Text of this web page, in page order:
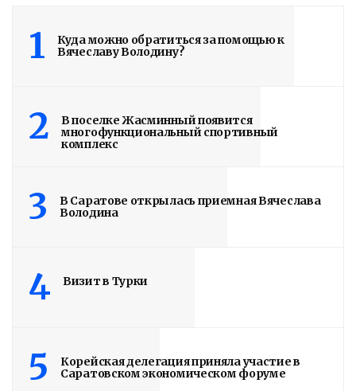
1
Куда можно обратиться за помощью к
Вячеславу Володину?
2
В поселке Жасминный появится
многофункциональный спортивный
комплекс
3
В Саратове открылась приемная Вячеслава
Володина
4 Визит в Турки
5
Корейская делегация приняла участие в
Саратовском экономическом форуме
Володин: 31 августа
4 дня назад
Read More